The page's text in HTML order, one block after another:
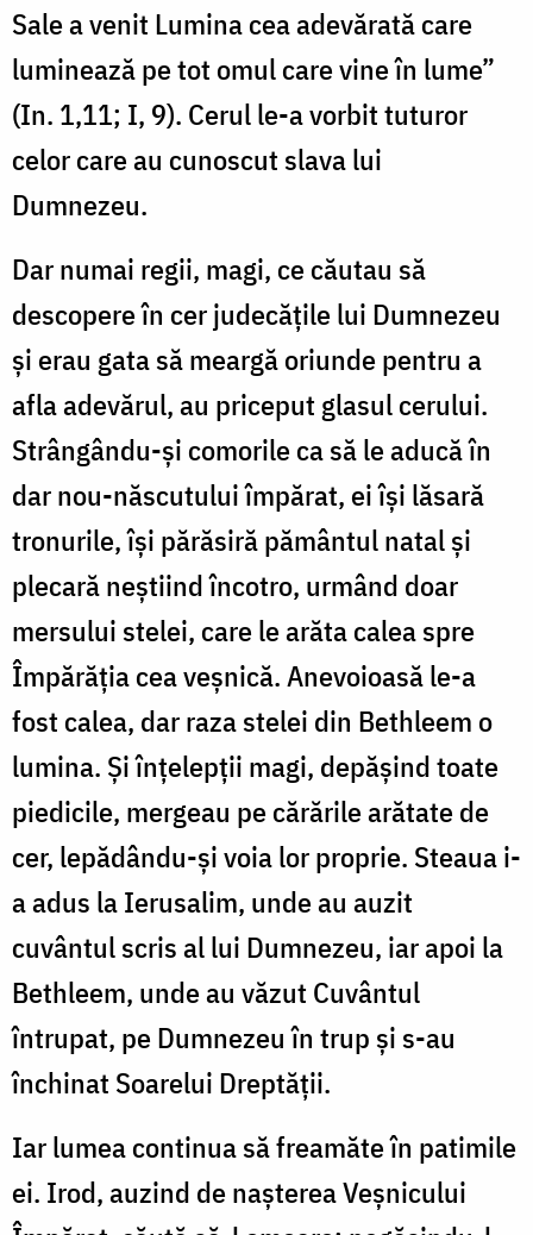
Sale a venit Lumina cea adevărată care
luminează pe tot omul care vine în lume”
(In. 1,11; I, 9). Cerul le-a vorbit tuturor
celor care au cunoscut slava lui
Dumnezeu.
Dar numai regii, magi, ce căutau să
descopere în cer judecăţile lui Dumnezeu
şi erau gata să meargă oriunde pentru a
afla adevărul, au priceput glasul cerului.
Strângându-şi comorile ca să le aducă în
dar nou-născutului împărat, ei îşi lăsară
tronurile, îşi părăsiră pământul natal şi
plecară neştiind încotro, urmând doar
mersului stelei, care le arăta calea spre
Împărăţia cea veşnică. Anevoioasă le-a
fost calea, dar raza stelei din Bethleem o
lumina. Şi înţelepţii magi, depăşind toate
piedicile, mergeau pe cărările arătate de
cer, lepădându-şi voia lor proprie. Steaua i-
a adus la Ierusalim, unde au auzit
cuvântul scris al lui Dumnezeu, iar apoi la
Bethleem, unde au văzut Cuvântul
întrupat, pe Dumnezeu în trup şi s-au
închinat Soarelui Dreptăţii.
Iar lumea continua să freamăte în patimile
ei. Irod, auzind de naşterea Veşnicului